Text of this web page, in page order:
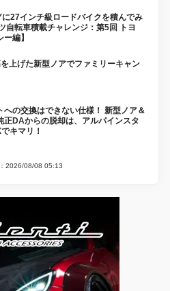
に27インチ級ロードバイクを積んでみ
自転車積載チャレンジ：第5回 トヨ
編】
上げた新型ノアでファミリーキャン
への交換はできない仕様！ 新型ノア＆
正DAからの脱却は、アルパインスタ
キマリ！
2026/08/08 05:13